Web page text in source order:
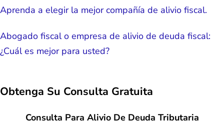
Aprenda a elegir la mejor compañía de alivio fiscal.
Abogado fiscal o empresa de alivio de deuda fiscal:
¿Cuál es mejor para usted?
Obtenga Su Consulta Gratuita
Consulta Para Alivio De Deuda Tributaria